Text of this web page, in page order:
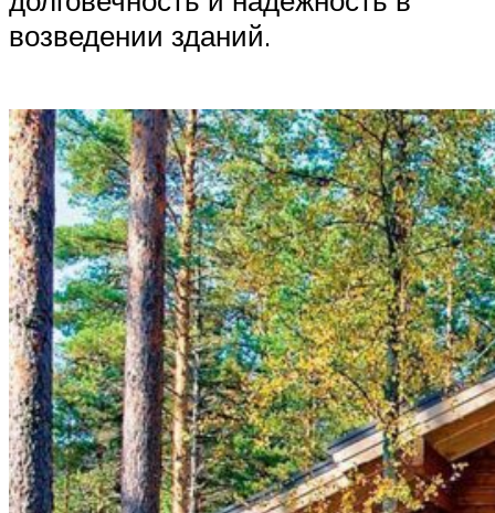
возведении зданий.